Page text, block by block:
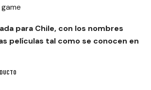
para Chile, con los nombres
películas tal como se conocen en